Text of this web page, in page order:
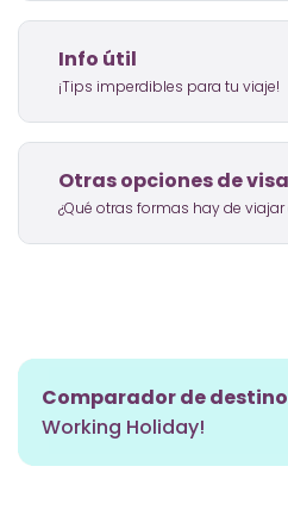
Info útil
¡Tips imperdibles para tu viaje!
Otras opciones de
¿Qué otras formas hay de viajar
Comparador de
Working Holiday!